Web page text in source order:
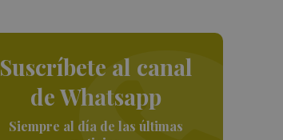
Suscríbete al canal
de Whatsapp
Siempre al día de las últimas